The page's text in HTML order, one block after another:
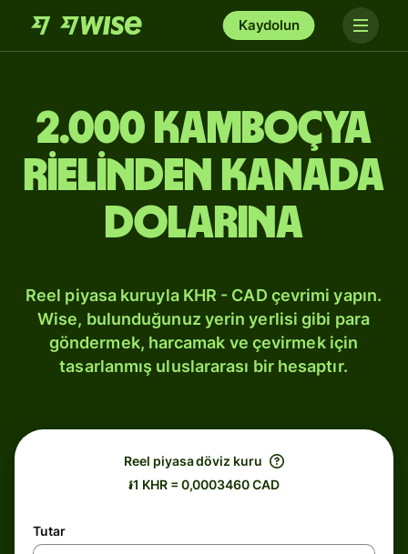
Kaydolun
2.000 Kamboçya
rielinden Kanada
dolarına
Reel piyasa kuruyla KHR - CAD çevrimi yapın.
Wise, bulunduğunuz yerin yerlisi gibi para
göndermek, harcamak ve çevirmek için
tasarlanmış uluslararası bir hesaptır.
Reel piyasa döviz kuru
៛1 KHR = 0,0003460 CAD
Tutar